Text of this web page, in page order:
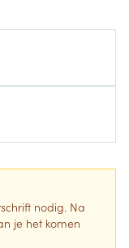
nodig. Na
je het komen